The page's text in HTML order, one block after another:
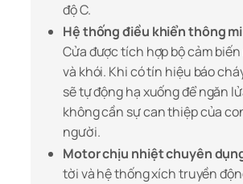
độ C.
Hệ thống điều khiển thông
Cửa được tích hợp bộ cảm
và khói. Khi có tín hiệu báo
sẽ tự động hạ xuống để ngăn
không cần sự can thiệp của
người.
Motor chịu nhiệt chuyên
tời và hệ thống xích truyền